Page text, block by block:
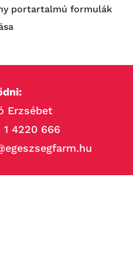
portartalmú formulák
Erzsébet
1 4220 666